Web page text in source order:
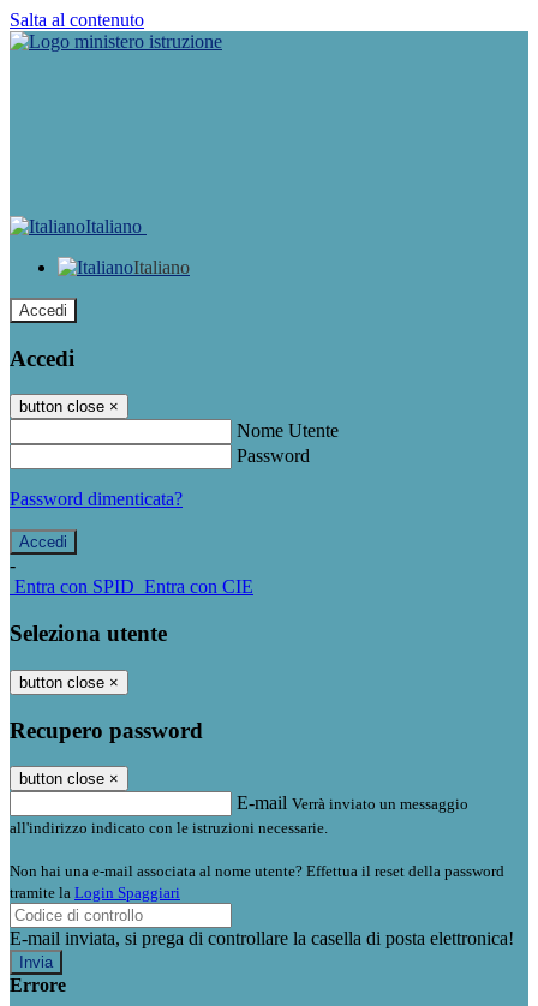
Salta al contenuto
Italiano
Italiano
Accedi
Accedi
button close ×
Nome Utente
Password
Password dimenticata?
-
Entra con SPID Entra con CIE
Seleziona utente
button close ×
Recupero password
button close ×
E-mail Verrà inviato un messaggio
all'indirizzo indicato con le istruzioni necessarie.
Non hai una e-mail associata al nome utente? Effettua il reset della password
tramite la Login Spaggiari
E-mail inviata, si prega di controllare la casella di posta elettronica!
Errore